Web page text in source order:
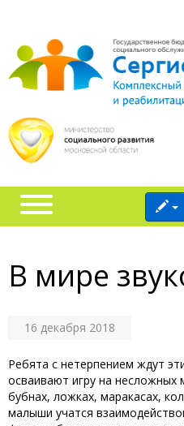
В мире
16 декабря 2018
Ребята с нетерпением ждут
осваивают игру на несложных
бубнах, ложках, маракасах,
малыши учатся